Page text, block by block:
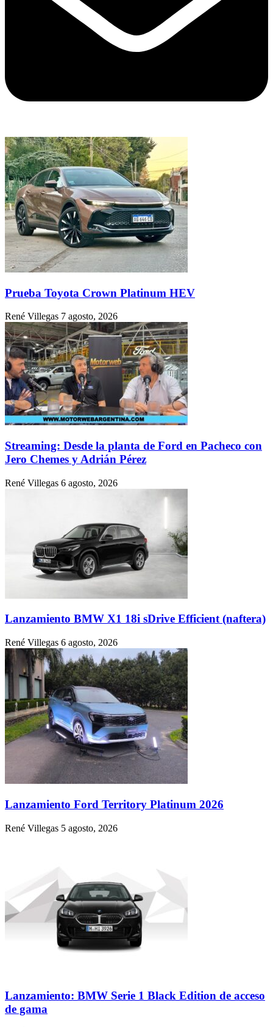
Prueba Toyota Crown Platinum HEV
René Villegas 7 agosto, 2026
Streaming: Desde la planta de Ford en Pacheco con
Jero Chemes y Adrián Pérez
René Villegas 6 agosto, 2026
Lanzamiento BMW X1 18i sDrive Efficient (naftera)
René Villegas 6 agosto, 2026
Lanzamiento Ford Territory Platinum 2026
René Villegas 5 agosto, 2026
Lanzamiento: BMW Serie 1 Black Edition de acceso
de gama